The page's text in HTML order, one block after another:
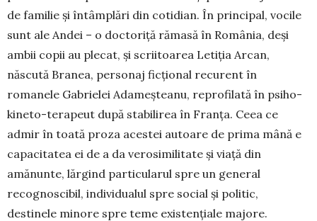
de familie și întâmplări din cotidian. În principal, vocile
sunt ale Andei – o doctoriță ră­masă în România, deși
ambii copii au plecat, și scri­i­toarea Letiția Arcan,
născută Branea, perso­naj ficțional recurent în
romanele Gabrielei Ada­meșteanu, reprofilată în psiho-
kineto-terapeut după stabilirea în Franța. Ceea ce
admir în toată proza acestei autoare de prima mână e
capacitatea ei de a da verosimilitate și viață din
amănunte, lărgind particularul spre un general
recognoscibil, individualul spre social și politic,
destinele mi­nore spre teme existențiale majore.